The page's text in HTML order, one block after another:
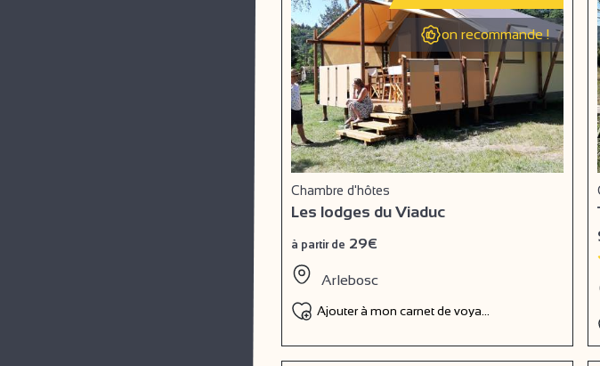
on recommande !
Chambre d'hôtes
Les lodges du Viaduc
à partir de 29€
Arlebosc
Ajouter à mon carnet de voyage